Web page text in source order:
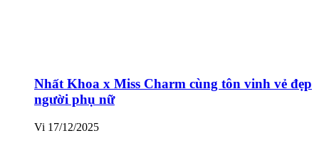
Nhất Khoa x Miss Charm cùng tôn vinh vẻ đẹp
người phụ nữ
Vi 17/12/2025